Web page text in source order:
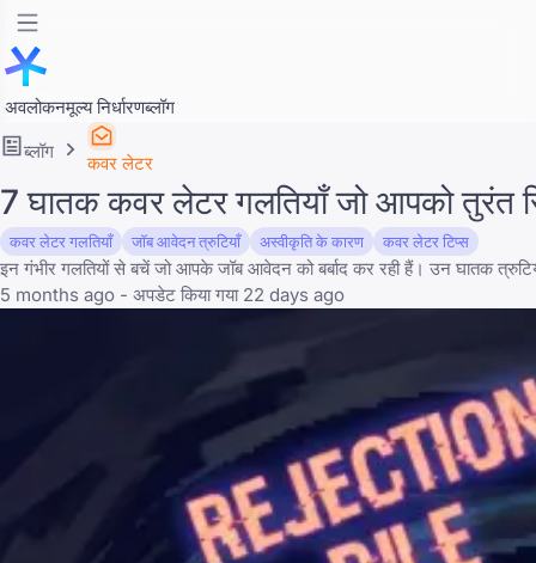
अवलोकनमूल्य निर्धारणब्लॉग
ब्लॉग
कवर लेटर
7 घातक कवर लेटर गलतियाँ जो आपको तुरंत
कवर लेटर गलतियाँ जॉब आवेदन त्रुटियाँ अस्वीकृति के कारण कवर लेटर टिप्स
इन गंभीर गलतियों से बचें जो आपके जॉब आवेदन को बर्बाद कर रही हैं। उन घातक
5 months ago - अपडेट किया गया 22 days ago